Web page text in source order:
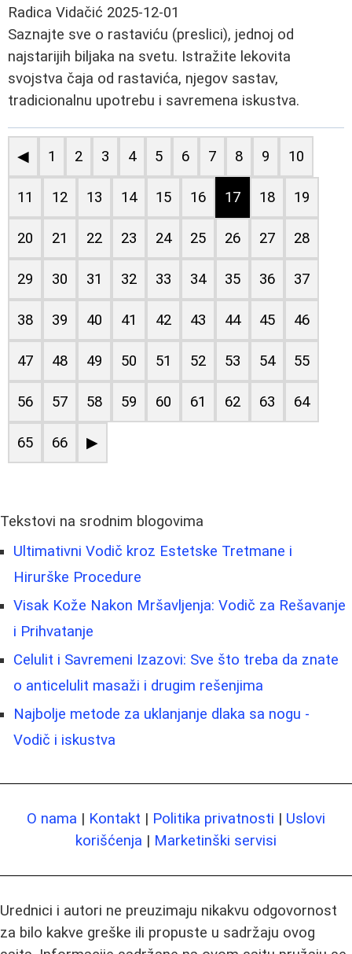
Radica Vidačić 2025-12-01
Saznajte sve o rastaviću (preslici), jednoj od
najstarijih biljaka na svetu. Istražite lekovita
svojstva čaja od rastavića, njegov sastav,
tradicionalnu upotrebu i savremena iskustva.
◀ 1 2 3 4 5 6 7 8 9 10
11 12 13 14 15 16 17 18 19
20 21 22 23 24 25 26 27 28
29 30 31 32 33 34 35 36 37
38 39 40 41 42 43 44 45 46
47 48 49 50 51 52 53 54 55
56 57 58 59 60 61 62 63 64
65 66 ▶
Tekstovi na srodnim blogovima
Ultimativni Vodič kroz Estetske Tretmane i
Hirurške Procedure
Visak Kože Nakon Mršavljenja: Vodič za Rešavanje
i Prihvatanje
Celulit i Savremeni Izazovi: Sve što treba da znate
o anticelulit masaži i drugim rešenjima
Najbolje metode za uklanjanje dlaka sa nogu -
Vodič i iskustva
O nama | Kontakt | Politika privatnosti | Uslovi
korišćenja | Marketinški servisi
Urednici i autori ne preuzimaju nikakvu odgovornost
za bilo kakve greške ili propuste u sadržaju ovog